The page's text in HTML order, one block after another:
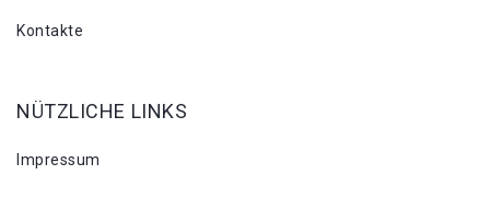
Kontakte
NÜTZLICHE LINKS
Impressum